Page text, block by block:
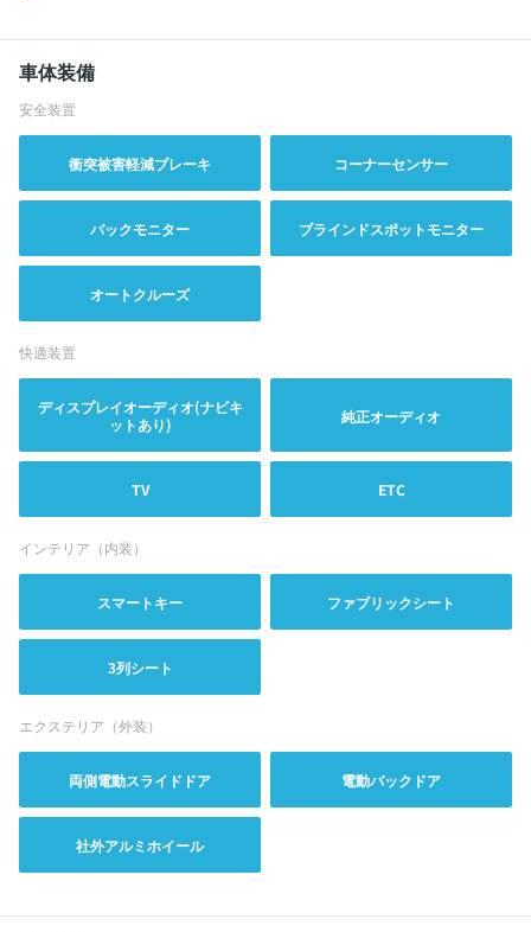
車体装備
安全装置
衝突被害軽減ブレーキ コーナーセンサー
バックモニター ブラインドスポットモニター
オートクルーズ
快適装置
ディスプレイオーディオ(ナビキ
ットあり)
純正オーディオ
TV ETC
インテリア（内装）
スマートキー ファブリックシート
3列シート
エクステリア（外装）
両側電動スライドドア 電動バックドア
社外アルミホイール